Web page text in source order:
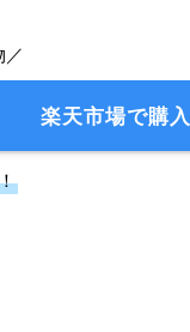
楽天市場で購入